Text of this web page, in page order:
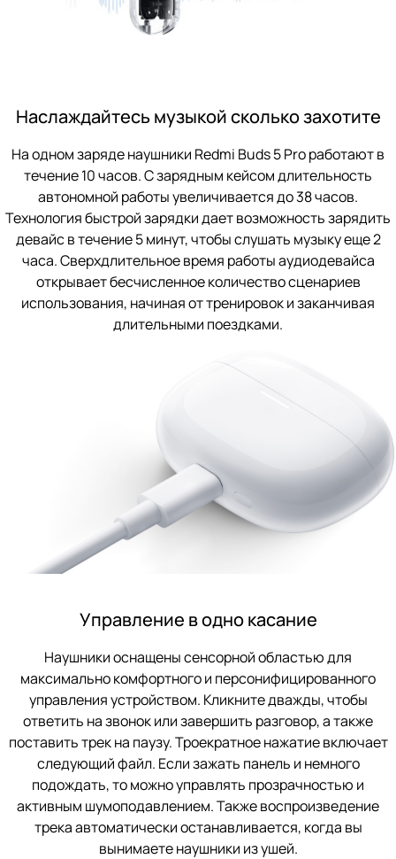
Наслаждайтесь музыкой сколько захотите
На одном заряде наушники Redmi Buds 5 Pro работают в
течение 10 часов. С зарядным кейсом длительность
автономной работы увеличивается до 38 часов.
Технология быстрой зарядки дает возможность зарядить
девайс в течение 5 минут, чтобы слушать музыку еще 2
часа. Сверхдлительное время работы аудиодевайса
открывает бесчисленное количество сценариев
использования, начиная от тренировок и заканчивая
длительными поездками.
Управление в одно касание
Наушники оснащены сенсорной областью для
максимально комфортного и персонифицированного
управления устройством. Кликните дважды, чтобы
ответить на звонок или завершить разговор, а также
поставить трек на паузу. Троекратное нажатие включает
следующий файл. Если зажать панель и немного
подождать, то можно управлять прозрачностью и
активным шумоподавлением. Также воспроизведение
трека автоматически останавливается, когда вы
вынимаете наушники из ушей.